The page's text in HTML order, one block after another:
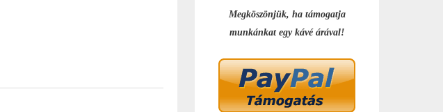
Megköszönjük, ha támogatja
munkánkat egy kávé árával!